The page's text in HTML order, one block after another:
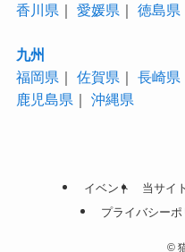
香川県 ｜ 愛媛県 ｜ 徳島県
九州
福岡県 ｜ 佐賀県 ｜ 長崎県
鹿児島県 ｜ 沖縄県
イベント
当サイ
プライバシーポ
©